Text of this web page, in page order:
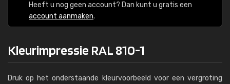
Heeft u nog geen account? Dan kunt u gratis een
account aanmaken.
Kleurimpressie RAL 810-1
Druk op het onderstaande kleurvoorbeeld voor een vergroting